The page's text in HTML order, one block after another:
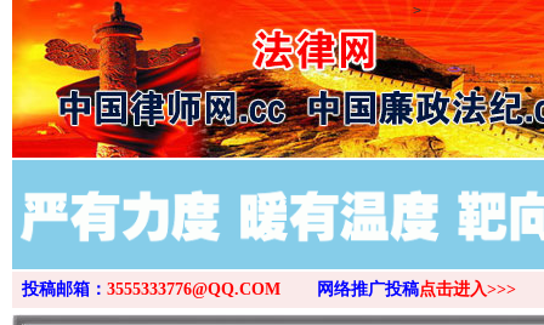
>
投稿邮箱： 3555333776@QQ.COM 网络推广投稿点击进入>>>